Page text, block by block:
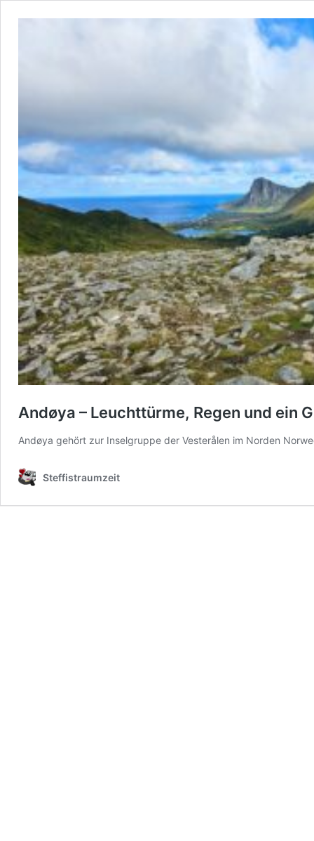
Andøya – Leuchttürme, Regen und ein
Andøya gehört zur Inselgruppe der Vesterålen im Norden
Steffistraumzeit